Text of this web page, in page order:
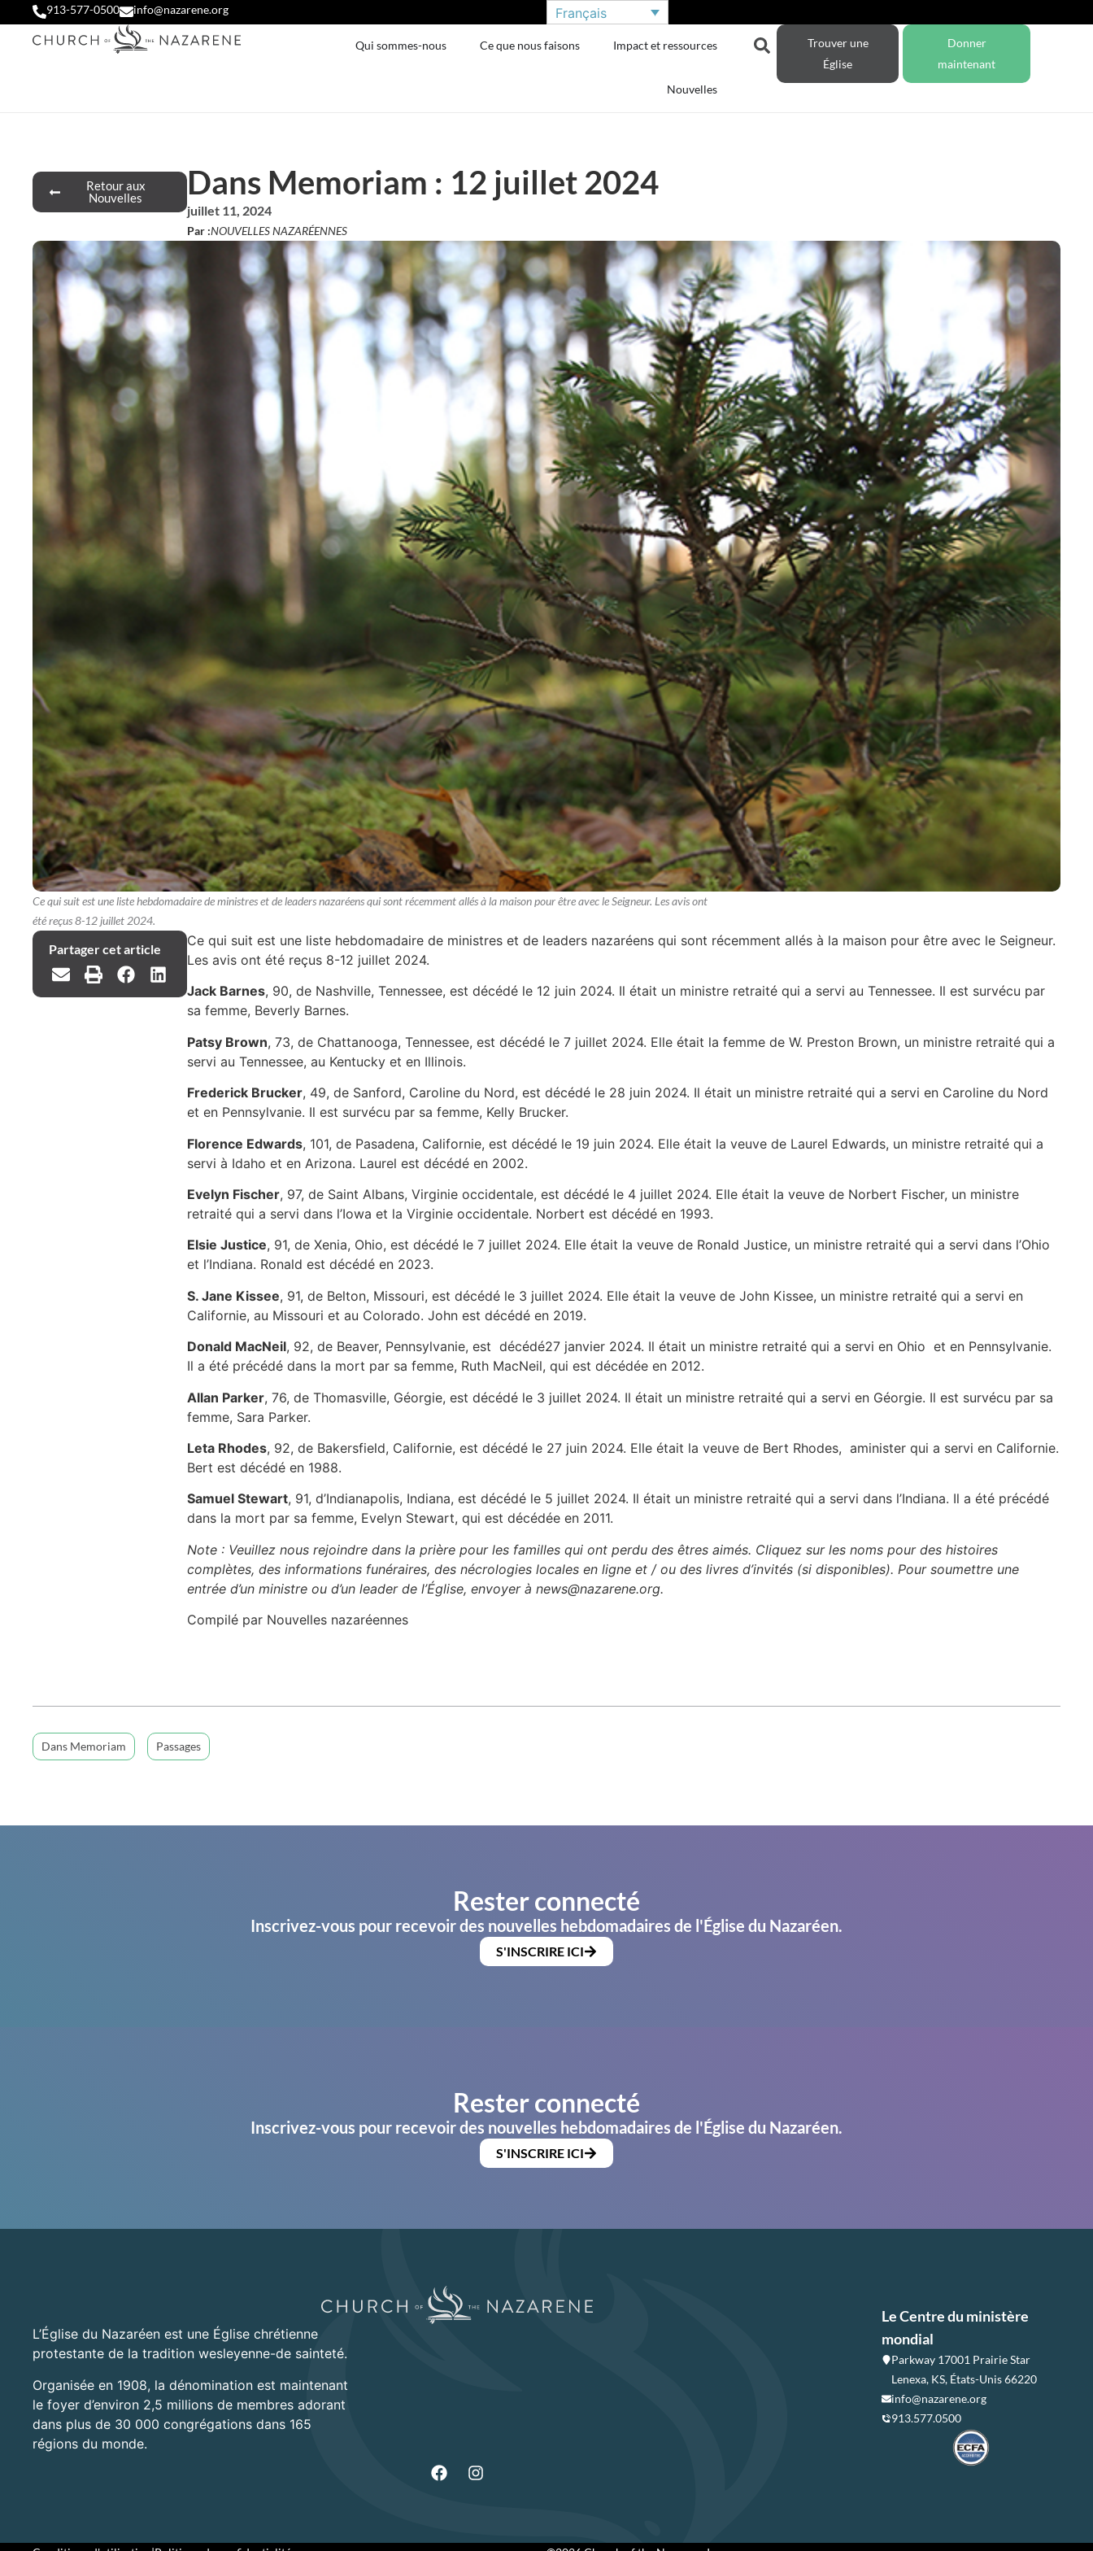
913-577-0500 info@nazarene.org Français
Qui sommes-nous Ce que nous faisons Impact et ressources
Nouvelles
Trouver une
Église
Donner
maintenant
Retour aux
Nouvelles
Dans Memoriam : 12 juillet 2024
juillet 11, 2024
Par :NOUVELLES NAZARÉENNES
Ce qui suit est une liste hebdomadaire de ministres et de leaders nazaréens qui sont récemment allés à la maison pour être avec le Seigneur. Les avis ont
été reçus 8-12 juillet 2024.
Partager cet article
Ce qui suit est une liste hebdomadaire de ministres et de leaders nazaréens qui sont récemment allés à la maison pour être avec le Seigneur.
Les avis ont été reçus 8-12 juillet 2024.
Jack Barnes, 90, de Nashville, Tennessee, est décédé le 12 juin 2024. Il était un ministre retraité qui a servi au Tennessee. Il est survécu par
sa femme, Beverly Barnes.
Patsy Brown, 73, de Chattanooga, Tennessee, est décédé le 7 juillet 2024. Elle était la femme de W. Preston Brown, un ministre retraité qui a
servi au Tennessee, au Kentucky et en Illinois.
Frederick Brucker, 49, de Sanford, Caroline du Nord, est décédé le 28 juin 2024. Il était un ministre retraité qui a servi en Caroline du Nord
et en Pennsylvanie. Il est survécu par sa femme, Kelly Brucker.
Florence Edwards, 101, de Pasadena, Californie, est décédé le 19 juin 2024. Elle était la veuve de Laurel Edwards, un ministre retraité qui a
servi à Idaho et en Arizona. Laurel est décédé en 2002.
Evelyn Fischer, 97, de Saint Albans, Virginie occidentale, est décédé le 4 juillet 2024. Elle était la veuve de Norbert Fischer, un ministre
retraité qui a servi dans l’Iowa et la Virginie occidentale. Norbert est décédé en 1993.
Elsie Justice, 91, de Xenia, Ohio, est décédé le 7 juillet 2024. Elle était la veuve de Ronald Justice, un ministre retraité qui a servi dans l’Ohio
et l’Indiana. Ronald est décédé en 2023.
S. Jane Kissee, 91, de Belton, Missouri, est décédé le 3 juillet 2024. Elle était la veuve de John Kissee, un ministre retraité qui a servi en
Californie, au Missouri et au Colorado. John est décédé en 2019.
Donald MacNeil, 92, de Beaver, Pennsylvanie, est décédé27 janvier 2024. Il était un ministre retraité qui a servi en Ohio et en Pennsylvanie.
Il a été précédé dans la mort par sa femme, Ruth MacNeil, qui est décédée en 2012.
Allan Parker, 76, de Thomasville, Géorgie, est décédé le 3 juillet 2024. Il était un ministre retraité qui a servi en Géorgie. Il est survécu par sa
femme, Sara Parker.
Leta Rhodes, 92, de Bakersfield, Californie, est décédé le 27 juin 2024. Elle était la veuve de Bert Rhodes, aminister qui a servi en Californie.
Bert est décédé en 1988.
Samuel Stewart, 91, d’Indianapolis, Indiana, est décédé le 5 juillet 2024. Il était un ministre retraité qui a servi dans l’Indiana. Il a été précédé
dans la mort par sa femme, Evelyn Stewart, qui est décédée en 2011.
Note : Veuillez nous rejoindre dans la prière pour les familles qui ont perdu des êtres aimés. Cliquez sur les noms pour des histoires
complètes, des informations funéraires, des nécrologies locales en ligne et / ou des livres d’invités (si disponibles). Pour soumettre une
entrée d’un ministre ou d’un leader de l’Église, envoyer à news@nazarene.org.
Compilé par Nouvelles nazaréennes
Dans Memoriam Passages
Rester connecté
Inscrivez-vous pour recevoir des nouvelles hebdomadaires de l'Église du Nazaréen.
S'INSCRIRE ICI
Rester connecté
Inscrivez-vous pour recevoir des nouvelles hebdomadaires de l'Église du Nazaréen.
S'INSCRIRE ICI
L’Église du Nazaréen est une Église chrétienne
protestante de la tradition wesleyenne-de sainteté.
Organisée en 1908, la dénomination est maintenant
le foyer d’environ 2,5 millions de membres adorant
dans plus de 30 000 congrégations dans 165
régions du monde.
Le Centre du ministère
mondial
Parkway 17001 Prairie Star
Lenexa, KS, États-Unis 66220
info@nazarene.org
913.577.0500